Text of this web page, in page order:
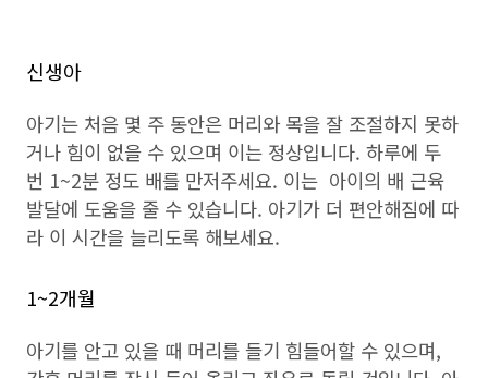
신생아
아기는 처음 몇 주 동안은 머리와 목을 잘 조절하지 못하
거나 힘이 없을 수 있으며 이는 정상입니다. 하루에 두
번 1~2분 정도 배를 만저주세요. 이는 아이의 배 근육
발달에 도움을 줄 수 있습니다. 아기가 더 편안해짐에 따
라 이 시간을 늘리도록 해보세요.
1~2개월
아기를 안고 있을 때 머리를 들기 힘들어할 수 있으며,